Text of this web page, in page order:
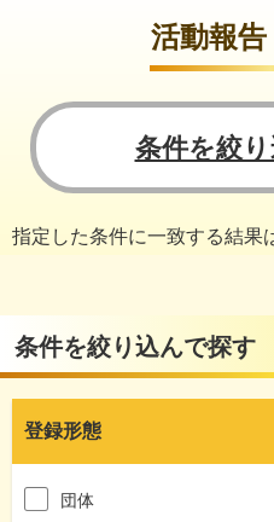
活動報
条件を絞
指定した条件に一致する結果
条件を絞り込んで探す
登録形態
団体